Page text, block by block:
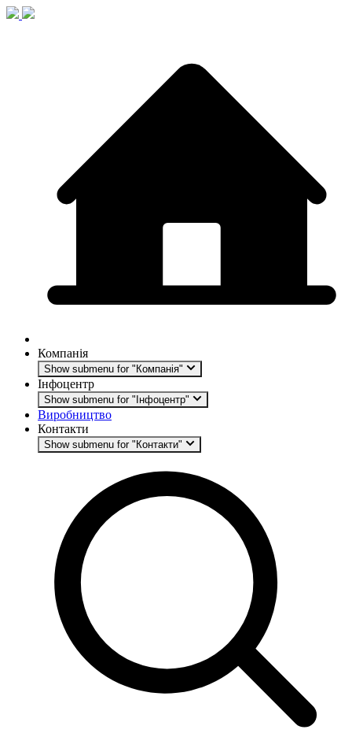
Компанія
Show submenu for "Компанія"
Інфоцентр
Show submenu for "Інфоцентр"
Виробництво
Контакти
Show submenu for "Контакти"